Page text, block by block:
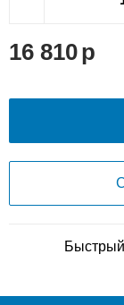
16 810
Быстрый